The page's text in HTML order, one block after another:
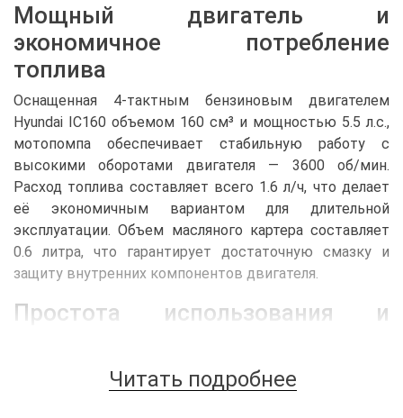
Мощный двигатель и
экономичное потребление
топлива
Оснащенная 4-тактным бензиновым двигателем
Hyundai IC160 объемом 160 см³ и мощностью 5.5 л.с.,
мотопомпа обеспечивает стабильную работу с
высокими оборотами двигателя — 3600 об/мин.
Расход топлива составляет всего 1.6 л/ч, что делает
её экономичным вариантом для длительной
эксплуатации. Объем масляного картера составляет
0.6 литра, что гарантирует достаточную смазку и
защиту внутренних компонентов двигателя.
Простота использования и
Hyundai HY 51 оснащена ручным стартером, что
обеспечивает легкий запуск при любых условиях.
Читать подробнее